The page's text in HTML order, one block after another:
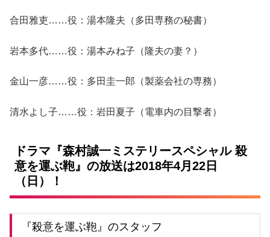
合田雅吏……役：湯本隆夫（多田専務の秘書）
岩本多代……役：湯本みね子（隆夫の妻？）
金山一彦……役：多田圭一郎（製薬会社の専務）
清水よし子……役：岩田夏子（電車内の目撃者）
ドラマ『森村誠一ミステリースペシャル 殺
意を運ぶ鞄』の放送は2018年4月22日
（日）！
『殺意を運ぶ鞄』のスタッフ